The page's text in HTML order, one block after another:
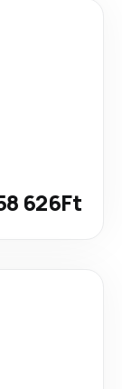
626Ft